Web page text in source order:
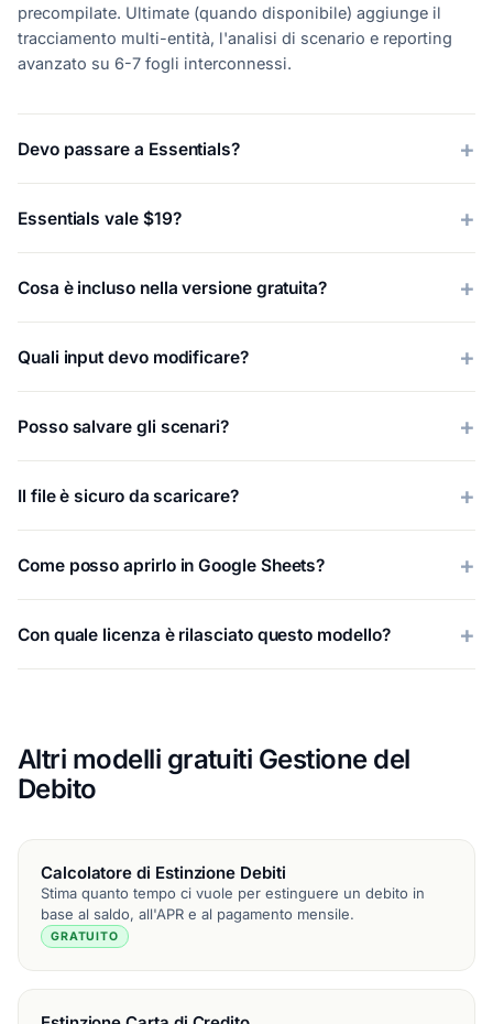
precompilate. Ultimate (quando disponibile) aggiunge il
tracciamento multi-entità, l'analisi di scenario e reporting
avanzato su 6-7 fogli interconnessi.
Devo passare a Essentials?
Essentials vale $19?
Cosa è incluso nella versione gratuita?
Quali input devo modificare?
Posso salvare gli scenari?
Il file è sicuro da scaricare?
Come posso aprirlo in Google Sheets?
Con quale licenza è rilasciato questo modello?
Altri modelli gratuiti Gestione del
Debito
Calcolatore di Estinzione Debiti
Stima quanto tempo ci vuole per estinguere un debito in
base al saldo, all'APR e al pagamento mensile.
GRATUITO